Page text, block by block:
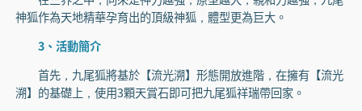
神狐作為天地精華孕育出的頂級神狐，體型更為巨大。
3、活動簡介
首先，九尾狐將基於【流光溯】形態開放進階，在擁有【流光
溯】的基礎上，使用3顆天賞石即可把九尾狐祥瑞帶回家。